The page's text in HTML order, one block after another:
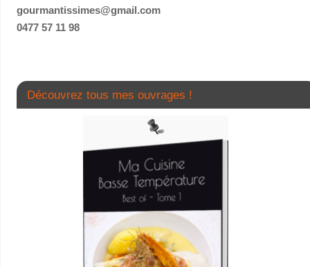
gourmantissimes@gmail.com
0477 57 11 98
Découvrez tous mes ouvrages !